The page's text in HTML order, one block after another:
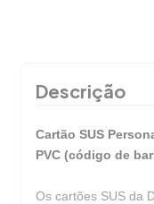
Descrição
Cartão SUS
PVC (código de
Os cartões SUS da